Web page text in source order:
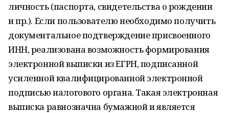
личность (паспорта, свидетельства о рождении
и пр.). Если пользователю необходимо получить
документальное подтверждение присвоенного
ИНН, реализована возможность формирования
электронной выписки из ЕГРН, подписанной
усиленной квалифицированной электронной
подписью налогового органа. Такая электронная
выписка равнозначна бумажной и является